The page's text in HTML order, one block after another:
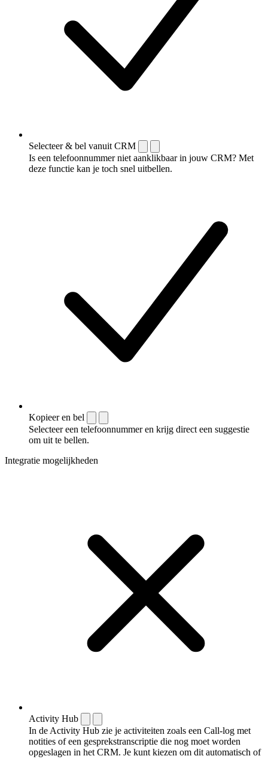
Selecteer & bel vanuit CRM
Is een telefoonnummer niet aanklikbaar in jouw CRM? Met
deze functie kan je toch snel uitbellen.
Kopieer en bel
Selecteer een telefoonnummer en krijg direct een suggestie
om uit te bellen.
Integratie mogelijkheden
Activity Hub
In de Activity Hub zie je activiteiten zoals een Call-log met
notities of een gespreks­transcriptie die nog moet worden
opgeslagen in het CRM. Je kunt kiezen om dit automatisch of